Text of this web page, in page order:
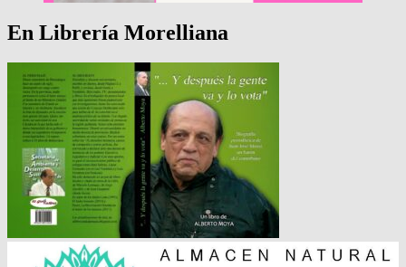
En Librería Morelliana